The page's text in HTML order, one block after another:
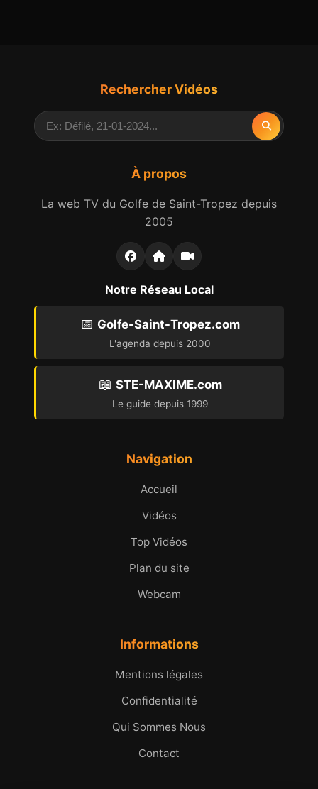
À propos
La web TV du Golfe de Saint-Tropez depuis
2005
Notre Réseau Local
📅 Golfe-Saint-Tropez.com
L'agenda depuis 2000
📖 STE-MAXIME.com
Le guide depuis 1999
Navigation
Accueil
Vidéos
Top Vidéos
Plan du site
Webcam
Informations
Mentions légales
Confidentialité
Qui Sommes Nous
Contact
Rechercher Vidéos